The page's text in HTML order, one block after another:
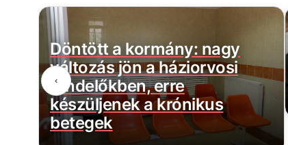
‹
Döntött a kormány: nagy
változás jön a háziorvosi
rendelőkben, erre
készüljenek a krónikus
betegek